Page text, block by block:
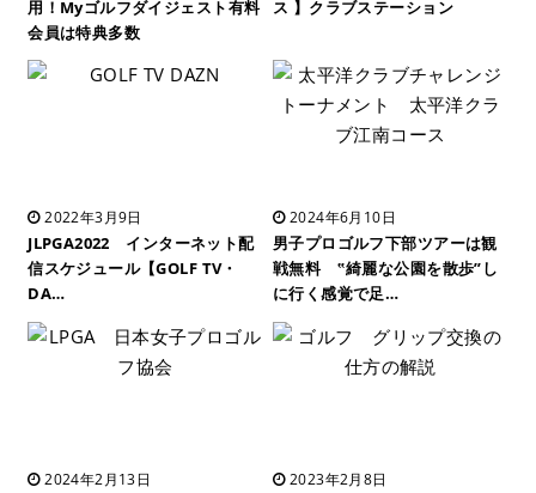
用！Myゴルフダイジェスト有料
会員は特典多数
ス 】クラブステーション
2022年3月9日
JLPGA2022 インターネット配
信スケジュール【GOLF TV・
DA…
2024年6月10日
男子プロゴルフ下部ツアーは観
戦無料 ‟綺麗な公園を散歩”し
に行く感覚で足…
2024年2月13日 2023年2月8日